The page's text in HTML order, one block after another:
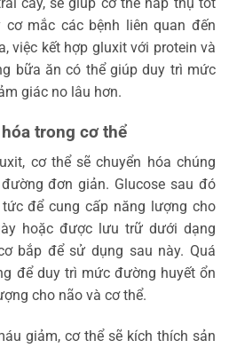
mắc các bệnh liên quan đến
việc kết hợp gluxit với protein và
bữa ăn có thể giúp duy trì mức
giác no lâu hơn.
trong cơ thể
cơ thể sẽ chuyển hóa chúng
đơn giản. Glucose sau đó
để cung cấp năng lượng cho
hoặc được lưu trữ dưới dạng
bắp để sử dụng sau này. Quá
để duy trì mức đường huyết ổn
cho não và cơ thể.
giảm, cơ thể sẽ kích thích sản